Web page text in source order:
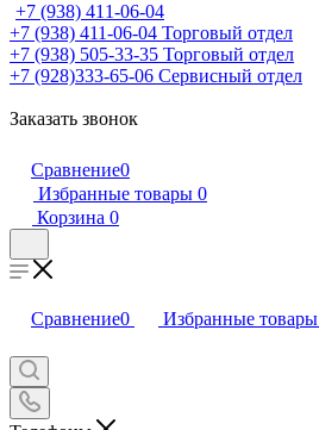
+7 (938) 411-06-04
+7 (938) 411-06-04 Торговый отдел
+7 (938) 505-33-35 Торговый отдел
+7 (928)333-65-06 Сервисный отдел
Заказать звонок
Сравнение0
Избранные товары 0
Корзина 0
Сравнение0 Избранные товары